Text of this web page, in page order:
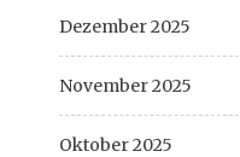
Dezember 2025
November 2025
Oktober 2025